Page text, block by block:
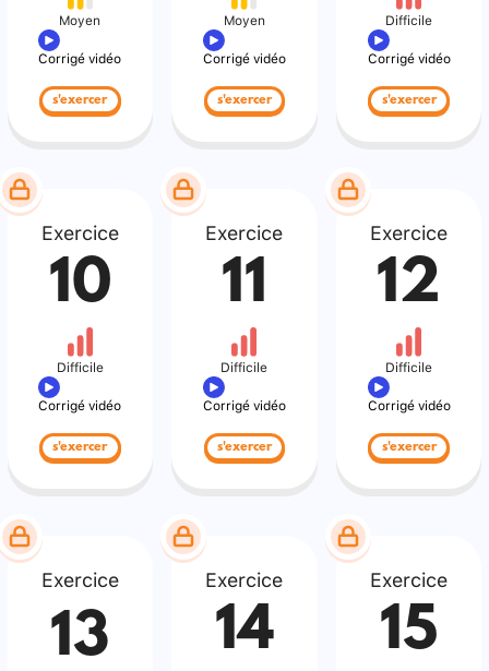
Moyen
Corrigé vidéo
s'exercer
Moyen
Corrigé vidéo
s'exercer
Difficile
Corrigé vidéo
s'exercer
Exercice
10
Difficile
Corrigé vidéo
s'exercer
Exercice
11
Difficile
Corrigé vidéo
s'exercer
Exercice
12
Difficile
Corrigé vidéo
s'exercer
Exercice
13
Exercice
14
Exercice
15